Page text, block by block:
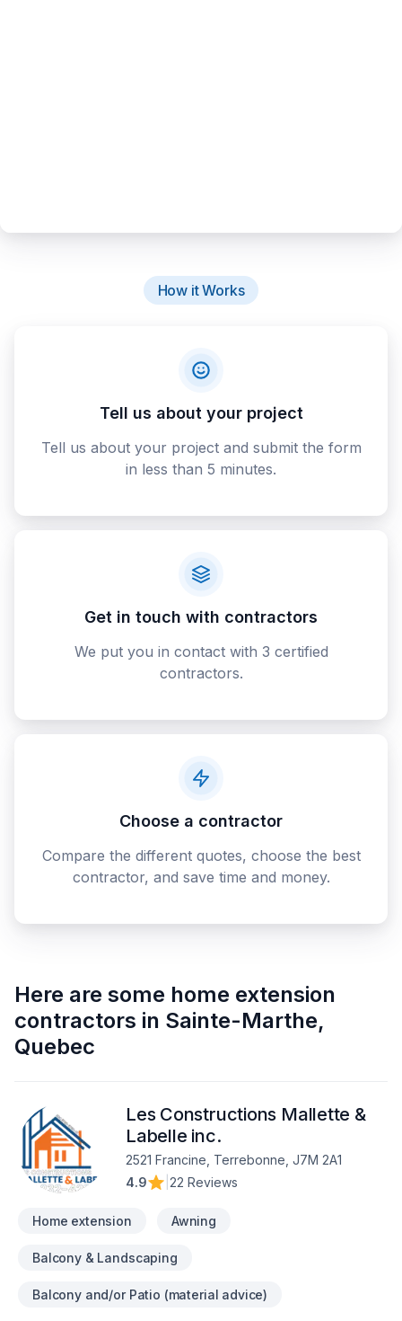
How it Works
Tell us about your project
Tell us about your project and submit the form
in less than 5 minutes.
Get in touch with contractors
We put you in contact with 3 certified
contractors.
Choose a contractor
Compare the different quotes, choose the best
contractor, and save time and money.
Here are some home extension
contractors in Sainte-Marthe,
Quebec
Les Constructions Mallette &
Labelle inc.
2521 Francine, Terrebonne, J7M 2A1
4.9
22 Reviews
Home extension Awning
Balcony & Landscaping
Balcony and/or Patio (material advice)